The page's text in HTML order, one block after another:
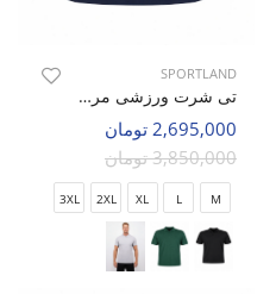
SPORTLAND
تی شرت ورزشی مردانه اسپورتلند SHIFT Flow M
2,695,000 تومان
3,850,000 تومان
M
L
XL
2XL
3XL